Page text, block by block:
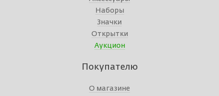
Наборы
Значки
Открытки
Аукцион
Покупателю
О магазине